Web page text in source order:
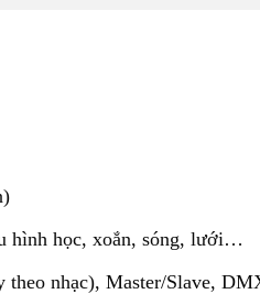
hình học, xoắn, sóng, lưới…
theo nhạc), Master/Slave,